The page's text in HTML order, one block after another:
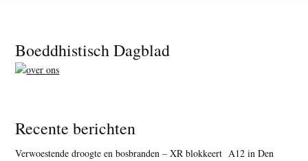
Footer
Boeddhistisch Dagblad
Recente berichten
Verwoestende droogte en bosbranden – XR blokkeert A12 in Den